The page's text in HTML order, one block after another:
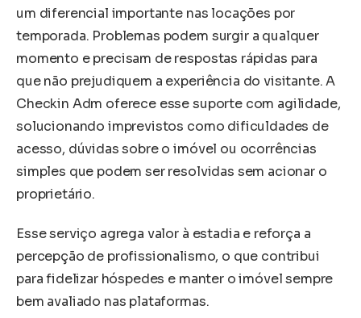
um diferencial importante nas locações por
temporada. Problemas podem surgir a qualquer
momento e precisam de respostas rápidas para
que não prejudiquem a experiência do visitante. A
Checkin Adm oferece esse suporte com agilidade,
solucionando imprevistos como dificuldades de
acesso, dúvidas sobre o imóvel ou ocorrências
simples que podem ser resolvidas sem acionar o
proprietário.
Esse serviço agrega valor à estadia e reforça a
percepção de profissionalismo, o que contribui
para fidelizar hóspedes e manter o imóvel sempre
bem avaliado nas plataformas.